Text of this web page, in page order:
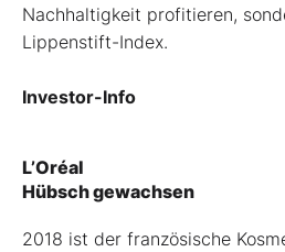
Nachhaltigkeit profitieren,
Lippenstift-Index.
Investor-Info
L’Oréal
Hübsch gewachsen
2018 ist der französische